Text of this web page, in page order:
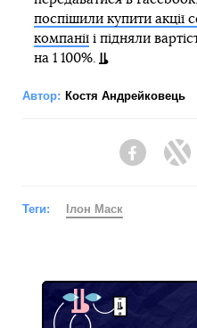
поспішили купити акції
компаніїі підняли
на 1 100%.
Автор: Костя Андрейковець
Facebook
Теги: Ілон Маск